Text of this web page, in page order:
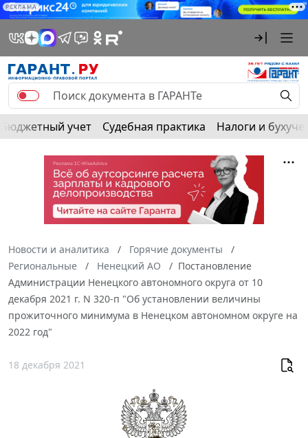
РЕКЛАМА
Бюджетный учет Судебная практика Налоги и
Новости и аналитика
Горячие документы
Региональные
Ненецкий АО
Постановление
Администрации Ненецкого автономного округа от 10
декабря 2021 г. N 320-п "Об установлении величины
прожиточного минимума в Ненецком автономном округе на
2022 год"
18 декабря 2021